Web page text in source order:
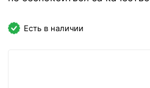
Есть в наличии